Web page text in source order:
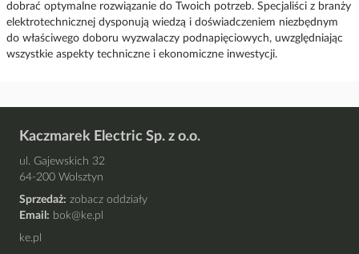
dobrać optymalne rozwiązanie do Twoich potrzeb. Specjaliści z branży
elektrotechnicznej dysponują wiedzą i doświadczeniem niezbędnym
do właściwego doboru wyzwalaczy podnapięciowych, uwzględniając
wszystkie aspekty techniczne i ekonomiczne inwestycji.
Kaczmarek Electric Sp. z o.o.
ul. Gajewskich 32
64-200 Wolsztyn
Sprzedaż: zobacz oddziały
Email: bok@ke.pl
ke.pl